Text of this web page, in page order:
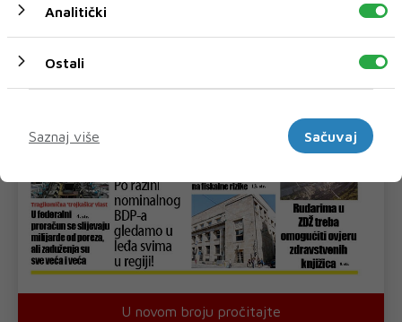
U novom broju pročitajte
Analitički
Ostali
Saznaj više
Sačuvaj